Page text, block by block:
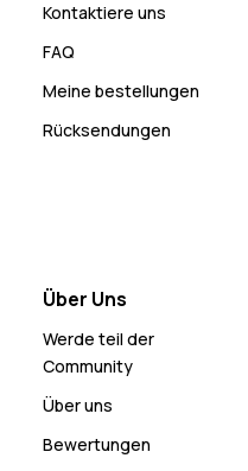
Kontaktiere uns
FAQ
Meine bestellungen
Rücksendungen
Über Uns
Werde teil der
Community
Über uns
Bewertungen